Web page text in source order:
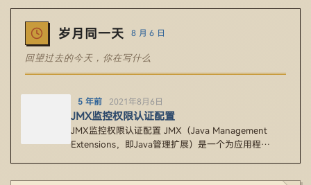
岁月同一天 8 月 6 日
回望过去的今天，你在写什么
5 年前 2021年8月6日
JMX监控权限认证配置
JMX监控权限认证配置 JMX（Java Management
Extensions，即Java管理扩展）是一个为应用程…